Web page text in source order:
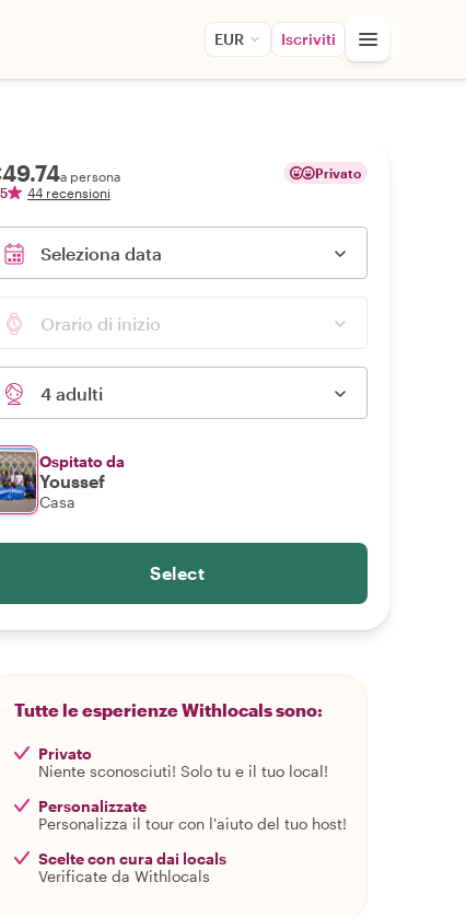
EUR Iscriviti
a persona
44 recensioni
Privato
Seleziona data
Orario di inizio
4 adulti
Ospitato da
Youssef
Casa
Select
Tutte le esperienze Withlocals sono:
Privato
Niente sconosciuti! Solo tu e il tuo local!
Personalizzate
Personalizza il tour con l'aiuto del tuo host!
Scelte con cura dai locals
Verificate da Withlocals